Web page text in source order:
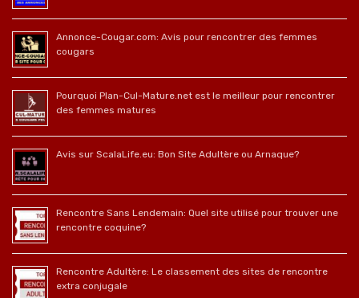
Annonce-Cougar.com: Avis pour rencontrer des femmes
cougars
Pourquoi Plan-Cul-Mature.net est le meilleur pour rencontrer
des femmes matures
Avis sur ScalaLife.eu: Bon Site Adultère ou Arnaque?
Rencontre Sans Lendemain: Quel site utilisé pour trouver une
rencontre coquine?
Rencontre Adultère: Le classement des sites de rencontre
extra conjugale